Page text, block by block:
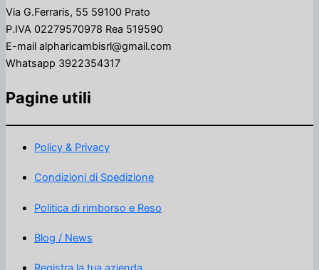
Via G.Ferraris, 55 59100 Prato
P.IVA 02279570978 Rea 519590
E-mail alpharicambisrl@gmail.com
Whatsapp 3922354317
Pagine utili
Policy & Privacy
Condizioni di Spedizione
Politica di rimborso e Reso
Blog / News